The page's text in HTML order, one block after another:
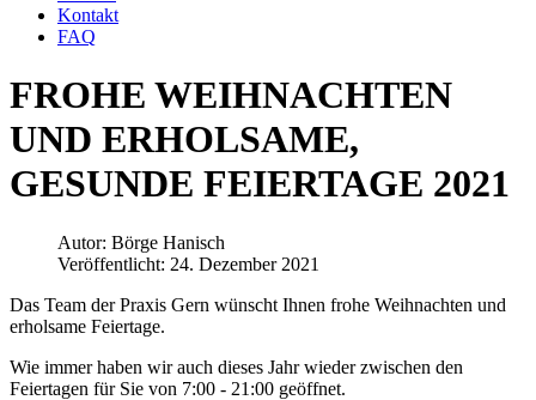
Kontakt
FAQ
FROHE WEIHNACHTEN
UND ERHOLSAME,
GESUNDE FEIERTAGE 2021
Autor: Börge Hanisch
Veröffentlicht: 24. Dezember 2021
Das Team der Praxis Gern wünscht Ihnen frohe Weihnachten und
erholsame Feiertage.
Wie immer haben wir auch dieses Jahr wieder zwischen den
Feiertagen für Sie von 7:00 - 21:00 geöffnet.